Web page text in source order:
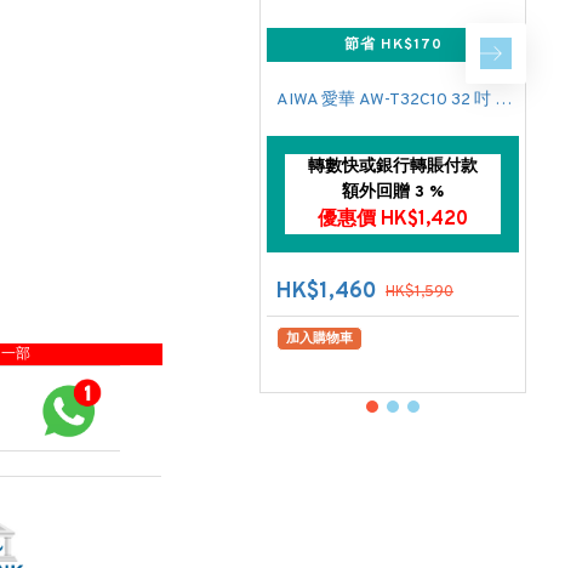
部
節省 HK$170
AIWA 愛華 AW-T32C10 32 吋 SMART TV
轉數快或銀行轉賬付款
額外回贈 3 %
優惠價 HK$1,420
HK$1,460 HK$1,590
加入購物車